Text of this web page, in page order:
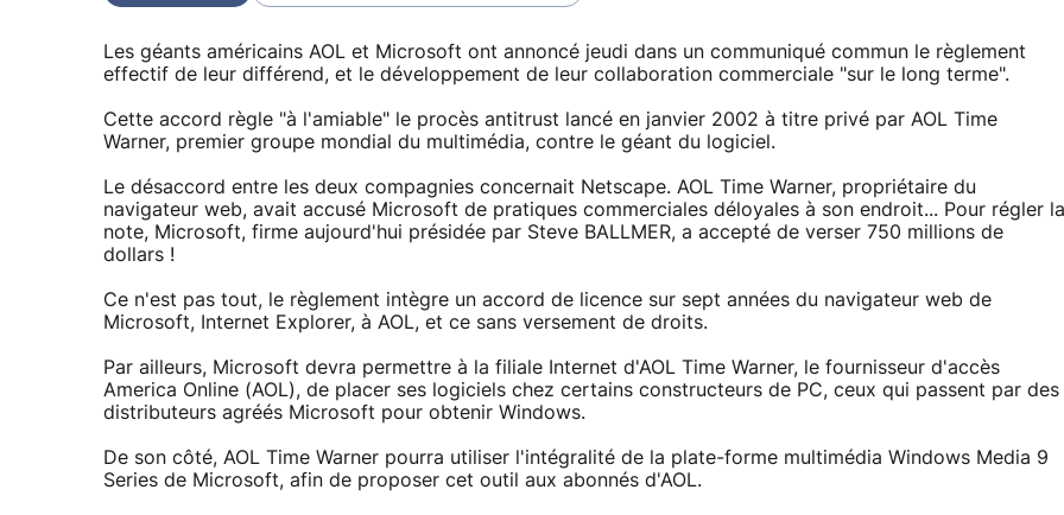
Les géants américains AOL et Microsoft ont annoncé jeudi dans un communiqué commun le règlement
effectif de leur différend, et le développement de leur collaboration commerciale "sur le long terme".
Cette accord règle "à l'amiable" le procès antitrust lancé en janvier 2002 à titre privé par AOL Time
Warner, premier groupe mondial du multimédia, contre le géant du logiciel.
Le désaccord entre les deux compagnies concernait Netscape. AOL Time Warner, propriétaire du
navigateur web, avait accusé Microsoft de pratiques commerciales déloyales à son endroit... Pour régler la
note, Microsoft, firme aujourd'hui présidée par Steve BALLMER, a accepté de verser 750 millions de
dollars !
Ce n'est pas tout, le règlement intègre un accord de licence sur sept années du navigateur web de
Microsoft, Internet Explorer, à AOL, et ce sans versement de droits.
Par ailleurs, Microsoft devra permettre à la filiale Internet d'AOL Time Warner, le fournisseur d'accès
America Online (AOL), de placer ses logiciels chez certains constructeurs de PC, ceux qui passent par des
distributeurs agréés Microsoft pour obtenir Windows.
De son côté, AOL Time Warner pourra utiliser l'intégralité de la plate-forme multimédia Windows Media 9
Series de Microsoft, afin de proposer cet outil aux abonnés d'AOL.